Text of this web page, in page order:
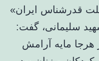
قدرشناس ایران»
سلیمانی، گفت:
مایه آرامش